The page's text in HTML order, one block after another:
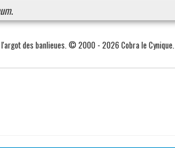
.
des banlieues. © 2000 - 2026 Cobra le Cynique.